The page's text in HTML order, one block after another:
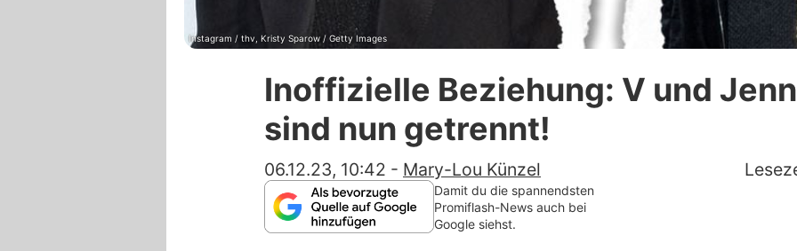
Impressum
Datenschutzerklärung
Nutzungsbedingungen
Utiq verwalten
Instagram / thv, Kristy Sparow / Getty Images
Inoffizielle Beziehung: V und
sind nun getrennt!
06.12.23, 10:42 - Mary-Lou Künzel
Damit du die spannendsten
Promiflash-News auch bei
Google siehst.